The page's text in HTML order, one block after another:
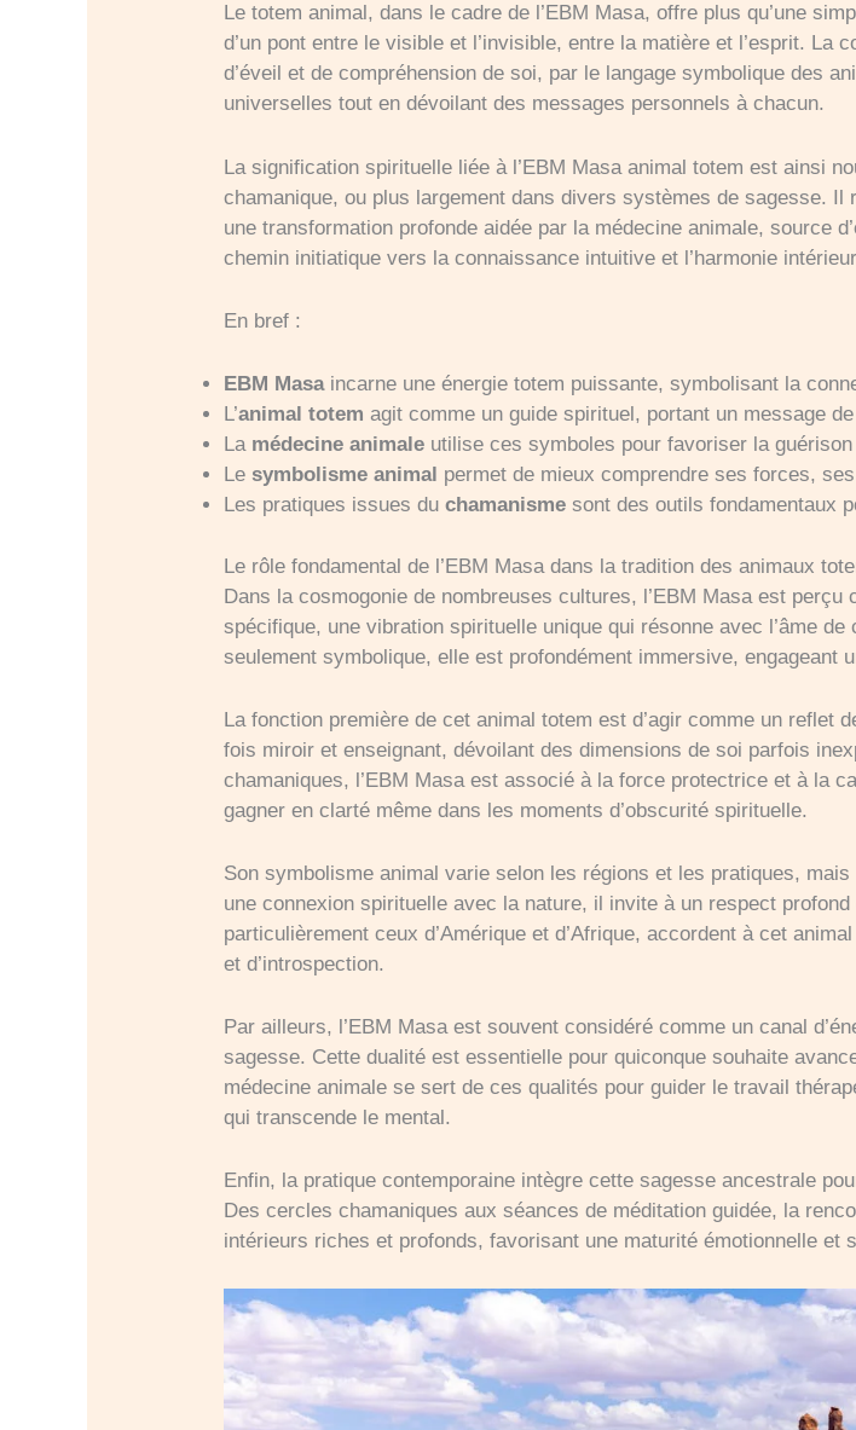
Le totem animal, dans le cadre de l’EBM Masa, offre plus qu’une
d’un pont entre le visible et l’invisible, entre la matière et l’esprit.
d’éveil et de compréhension de soi, par le langage symbolique des
universelles tout en dévoilant des messages personnels à chacun.
La signification spirituelle liée à l’EBM Masa animal totem est ainsi
chamanique, ou plus largement dans divers systèmes de sagesse.
une transformation profonde aidée par la médecine animale, source
chemin initiatique vers la connaissance intuitive et l’harmonie
En bref :
EBM Masaincarne une énergie totem puissante, symbolisant la
L’animal totem agit comme un guide spirituel, portant un message
La médecine animale utilise ces symboles pour favoriser la guérison
Lesymbolisme animal permet de mieux comprendre ses forces,
Les pratiques issues duchamanisme sont des outils fondamentaux
Le rôle fondamental de l’EBM Masa dans la tradition des animaux
Dans la cosmogonie de nombreuses cultures, l’EBM Masa est perçu
spécifique, une vibration spirituelle unique qui résonne avec l’âme
seulement symbolique, elle est profondément immersive, engageant
La fonction première de cet animal totem est d’agir comme un
fois miroir et enseignant, dévoilant des dimensions de soi parfois
chamaniques, l’EBM Masa est associé à la force protectrice et à la
gagner en clarté même dans les moments d’obscurité spirituelle.
Son symbolisme animal varie selon les régions et les pratiques,
une connexion spirituelle avec la nature, il invite à un respect
particulièrement ceux d’Amérique et d’Afrique, accordent à cet
et d’introspection.
Par ailleurs, l’EBM Masa est souvent considéré comme un canal
sagesse. Cette dualité est essentielle pour quiconque souhaite
médecine animale se sert de ces qualités pour guider le travail
qui transcende le mental.
Enfin, la pratique contemporaine intègre cette sagesse ancestrale
Des cercles chamaniques aux séances de méditation guidée, la
intérieurs riches et profonds, favorisant une maturité émotionnelle et